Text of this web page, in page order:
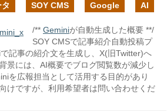
SOY CMS Google AI
/** Geminiが自動生成した概要 **/
SOY CMSで記事紹介自動投稿プ
記事の紹介文を生成し、X(旧Twitter)へ
景には、AI概要でブログ閲覧数が減少し
を広報担当として活用する目的があり
けですが、利用希望者は問い合わせくだ